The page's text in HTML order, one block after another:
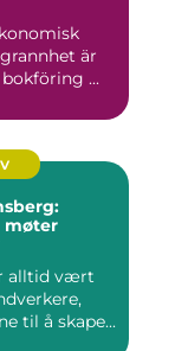
är
...
møter
alltid vært
til å skape...